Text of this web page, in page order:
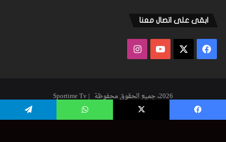
ابقى على اتصال معنا
فيسبوك ‫YouTubeانستقرام
2026، جميع الحقوق محفوظة | Sportime Tv
‫YouTubeانستقرام فيسبوك ‫X واتساب تيلقرام